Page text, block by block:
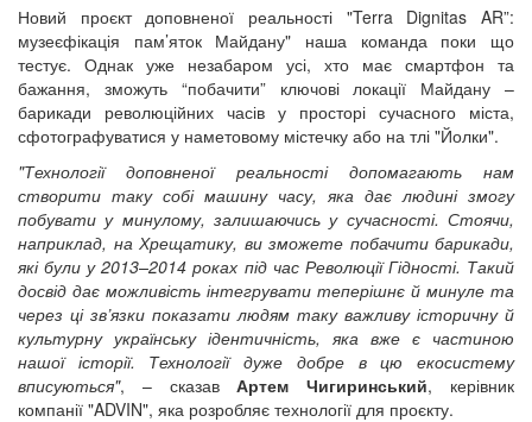
Новий проєкт доповненої реальності "Terra Dignitas AR”:
музеєфікація пам’яток Майдану" наша команда поки що
тестує. Однак уже незабаром усі, хто має смартфон та
бажання, зможуть “побачити” ключові локації Майдану –
барикади революційних часів у просторі сучасного міста,
сфотографуватися у наметовому містечку або на тлі "Йолки".
"Технології доповненої реальності допомагають нам
створити таку собі машину часу, яка дає людині змогу
побувати у минулому, залишаючись у сучасності. Стоячи,
наприклад, на Хрещатику, ви зможете побачити барикади,
які були у 2013–2014 роках під час Революції Гідності. Такий
досвід дає можливість інтегрувати теперішнє й минуле та
через ці зв’язки показати людям таку важливу історичну й
культурну українську ідентичність, яка вже є частиною
нашої історії. Технології дуже добре в цю екосистему
вписуються", – сказавАртем Чигиринський, керівник
компанії "ADVIN", яка розробляє технології для проєкту.